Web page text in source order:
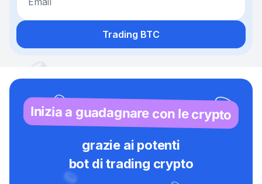
Trading BTC
Inizia a guadagnare con le crypto
grazie ai potenti
bot di trading crypto